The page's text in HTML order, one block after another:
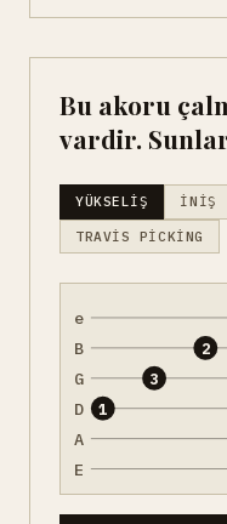
Bu akoru
vardir.
YÜKSELIŞ İNIŞ
TRAVIS PICKING
e
B
G
D
A
E
1
3
2